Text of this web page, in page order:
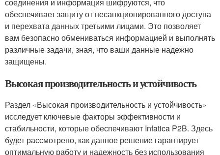
обеспечивает защиту от несанкционированного доступа
и перехвата данных третьими лицами. Это позволяет
вам безопасно обмениваться информацией и выполнять
различные задачи, зная, что ваши данные надежно
защищены.
Высокая производительность и устойчивость
Раздел «Высокая производительность и устойчивость»
исследует ключевые факторы эффективности и
стабильности, которые обеспечивают Infatica P2B. Здесь
будет рассмотрено, как данное решение гарантирует
оптимальную работу и надежность без использования